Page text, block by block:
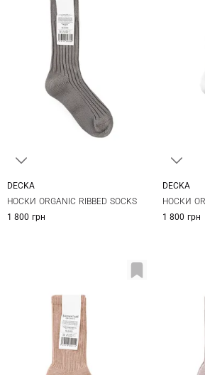
DECKA
НОСКИ ORGANIC RIBBED SOCKS
1 800 грн
DECKA
НОСКИ
1 800 грн